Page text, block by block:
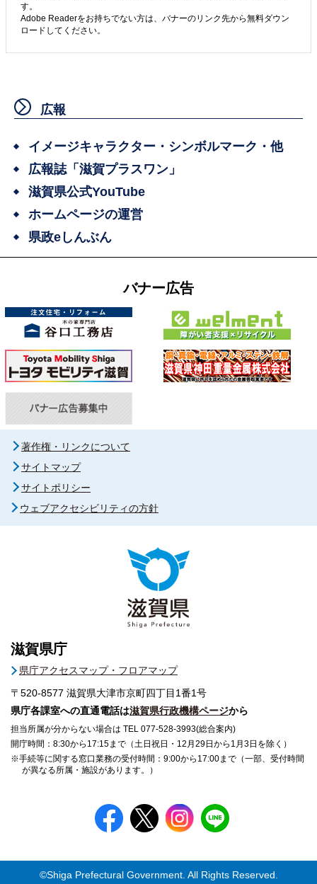
す。
Adobe Readerをお持ちでない方は、バナーのリンク先から無料ダウン
ロードしてください。
広報
イメージキャラクター・シンボルマーク・他
広報誌「滋賀プラスワン」
滋賀県公式YouTube
ホームページの運営
県政eしんぶん
バナー広告
著作権・リンクについて
サイトマップ
サイトポリシー
ウェブアクセシビリティの方針
滋賀県庁
県庁アクセスマップ・フロアマップ
〒520-8577 滋賀県大津市京町四丁目1番1号
県庁各課室への直通電話は滋賀県行政機構ページから
担当所属が分からない場合は TEL 077-528-3993(総合案内)
開庁時間：8:30から17:15まで（土日祝日・12月29日から1月3日を除く）
※手続等に関する窓口業務の受付時間：9:00から17:00まで（一部、受付時間
が異なる所属・施設があります。）
©Shiga Prefectural Government. All Rights Reserved.